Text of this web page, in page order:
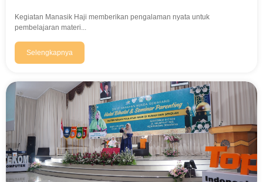
Kegiatan Manasik Haji memberikan pengalaman nyata untuk
pembelajaran materi...
Selengkapnya